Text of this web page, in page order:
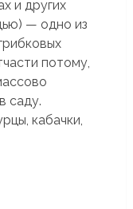
и других
— одно из
потому,
саду.
кабачки,